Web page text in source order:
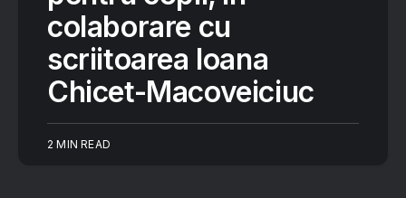
colaborare cu
scriitoarea Ioana
Chicet-Macoveiciuc
2 MIN READ